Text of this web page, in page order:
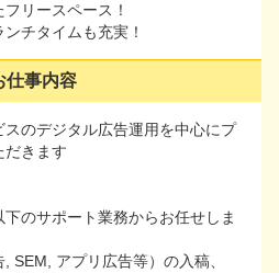
フリースペース！
ンチタイムも充実！
仕事内容
スのデジタル広告運用を中心に
下のサポート業務からお任せし
リースペース！
チタイムも充実！
仕事内容
のデジタル広告運用を中心にプ
だきます
のサポート業務からお任せしま
SEM, アプリ広告等）の入稿、